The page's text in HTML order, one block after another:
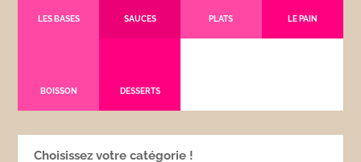
LES BASES SAUCES PLATS LE PAIN
BOISSON DESSERTS
Choisissez votre catégorie !